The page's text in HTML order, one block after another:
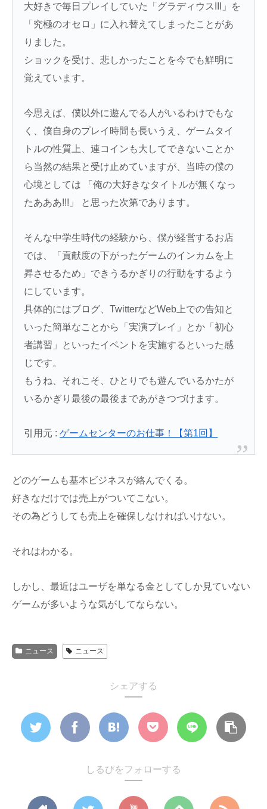
大好きで毎日プレイしていた「グラディウスIII」を
「究極のオセロ」に入れ替えてしまったことがあ
りました。
ショックを受け、悲しかったことを今でも鮮明に
覚えています。
今思えば、僕以外に遊んでる人がいるわけでもな
く、僕自身のプレイ時間も長いうえ、ゲームタイ
トルの性質上、連コインも大してできないことか
ら当然の結果と受け止めていますが、当時の僕の
心境としては 「俺の大好きなタイトルが無くなっ
たあああ!!!」 と思った次第であります。
そんな中学生時代の経験から、僕が経営するお店
では、「貢献度の下がったゲームのインカムを上
昇させるため」できうるかぎりの行動をするよう
にしています。
具体的にはブログ、TwitterなどWeb上での告知と
いった簡単なことから「実演プレイ」とか「初心
者講習」といったイベントを実施するといった感
じです。
もうね、それこそ、ひとりでも遊んでいるかたが
いるかぎり最後の最後まであがきつづけます。
引用元 :ゲームセンターのお仕事！【第1回】
どのゲームも基本ビジネスが絡んでくる。
好きなだけでは売上がついてこない。
その為どうしても売上を確保しなければいけない。
それはわかる。
しかし、最近はユーザを単なる金としてしか見ていない
ゲームが多いような気がしてならない。
ニュース ニュース
シェアする
しるびをフォローする